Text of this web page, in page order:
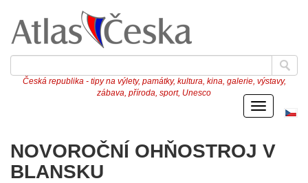
Česká republika - tipy na výlety, památky, kultura, kina, galerie, výstavy,
zábava, příroda, sport, Unesco
Menu
NOVOROČNÍ OHŇOSTROJ V
BLANSKU